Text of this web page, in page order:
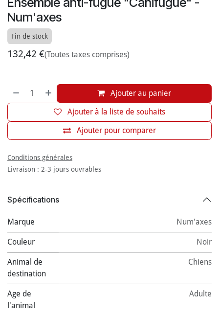
Num'axes
Fin de stock
132,42 €(Toutes taxes comprises)
Ajouter au panier
Ajouter pour comparer
Ajouter à la liste de souhaits
Conditions générales
Livraison : 2-3 jours ouvrables
Spécifications
Marque Num'axes
Couleur Noir
Animal de
destination
Chiens
Age de
l'animal
Adulte